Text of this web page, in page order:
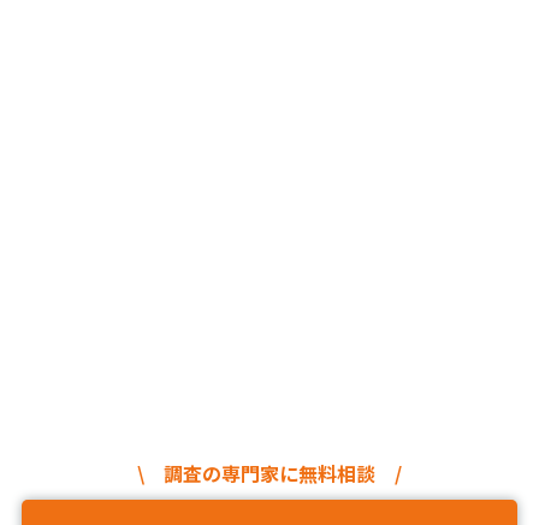
\ 調査の専門家に無料相談 /